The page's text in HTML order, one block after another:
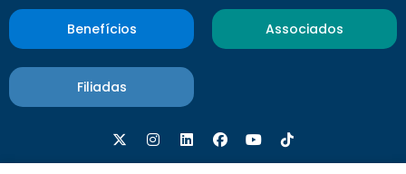
Benefícios Associados
Filiadas